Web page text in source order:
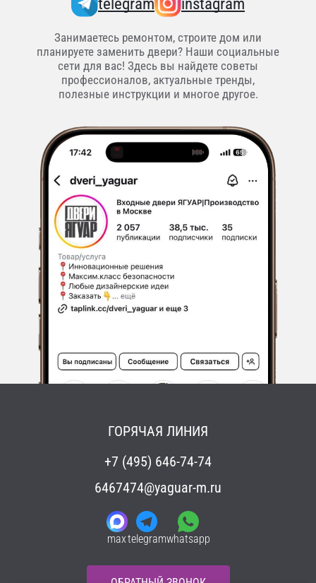
Занимаетесь ремонтом, строите дом или
планируете заменить двери? Наши социальные
сети для вас! Здесь вы найдете советы
профессионалов, актуальные тренды,
полезные инструкции и многое другое.
ГОРЯЧАЯ ЛИНИЯ
+7 (495) 646-74-74
6467474@yaguar-m.ru
maxtelegramwhatsapp